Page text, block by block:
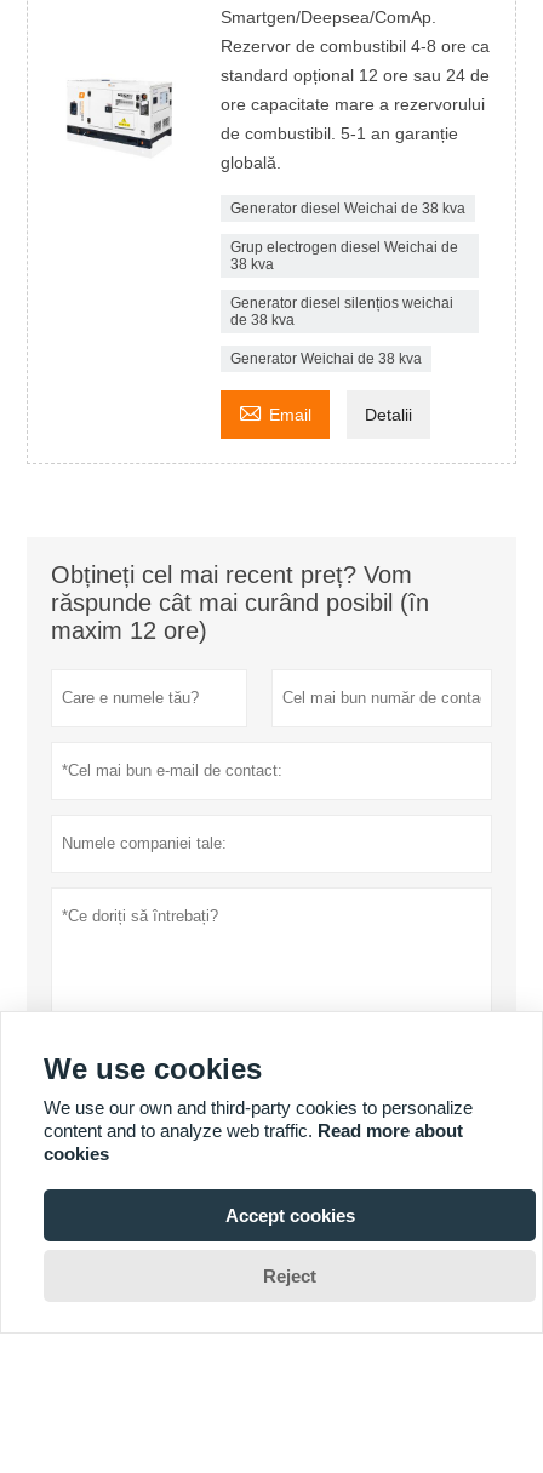

Smartgen/Deepsea/ComAp.
Rezervor de combustibil 4-8 ore ca
standard opțional 12 ore sau 24 de
ore capacitate mare a rezervorului
de combustibil. 5-1 an garanție
globală.
Generator diesel Weichai de 38 kva
Grup electrogen diesel Weichai de
38 kva
Generator diesel silențios weichai
de 38 kva
Generator Weichai de 38 kva
 Email Detalii
Obțineți cel mai recent preț? Vom
răspunde cât mai curând posibil (în
maxim 12 ore)
prezenta Politica de Confidențialitate
MAI MULTE PRODUSE
We use cookies
We use our own and third-party cookies to personalize
content and to analyze web traffic. Read more about
cookies
Accept cookies
Reject